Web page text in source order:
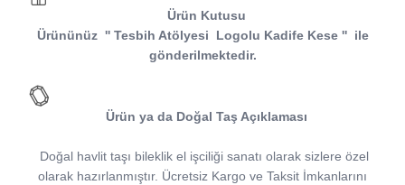
Ürün Kutusu
Ürününüz '' Tesbih Atölyesi Logolu Kadife Kese '' ile
gönderilmektedir.
Ürün ya da Doğal Taş Açıklaması
Doğal havlit taşı bileklik el işciliği sanatı olarak sizlere özel
olarak hazırlanmıştır. Ücretsiz Kargo ve Taksit İmkanlarını